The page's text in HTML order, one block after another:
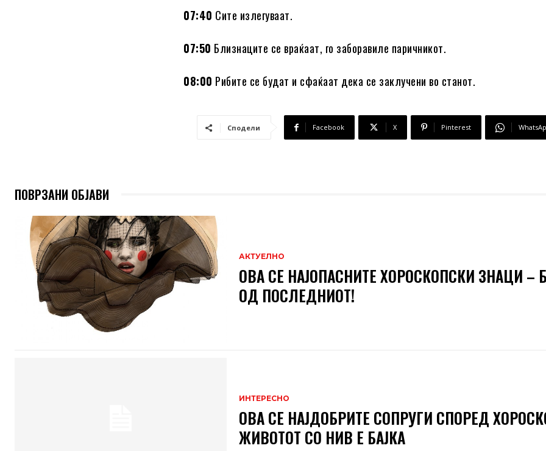
07:40 Сите излегуваат.
07:50 Близнаците се враќаат, го заборавиле паричникот.
08:00 Рибите се будат и сфаќаат дека се заклучени во станот.
Сподели Facebook X Pinterest
ПОВРЗАНИ ОБЈАВИ
АКТУЕЛНО
ОВА СЕ НАЈОПАСНИТЕ ХОРОСКОПСКИ ЗНАЦИ –
ОД ПОСЛЕДНИОТ!
ИНТЕРЕСНО
ОВА СЕ НАЈДОБРИТЕ СОПРУГИ СПОРЕД
ЖИВОТОТ СО НИВ Е БАЈКА